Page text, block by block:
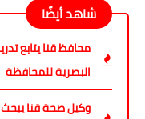
شاهد أيضًا
محافظ قنا يتابع
البصرية للمحافظة
وكيل صحة قنا